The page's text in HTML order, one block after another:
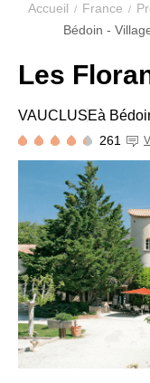
Accueil France
Bédoin -
LES
BÉDOIN
Les
VAUCLUSEà
261
La Clef Verte
label de
durable pour
touristiques et
les restaurants.
Pour en savoir
+ sur la Clef
Verte et les
critères de
labellisation,
rendez-vous
:laclefverte.org
Séjour semaine en
du 1erjour 17h au
27/03 au
4/04/26
Pâques
4 au
11/04,
25/04 au
2/05/26
11 au
25/04/26
574 €
Hors
vacances
2/05 au
4/07,
29/08 au
637
Abonnez-
pour
être
informé·e
de
tous
avantages
VTF,
des
offres
exclusives
et
des
bons